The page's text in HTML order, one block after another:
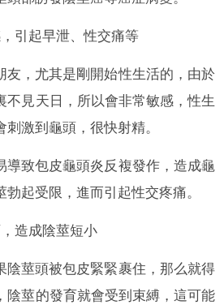
引起早泄、性交痛等
友，尤其是剛開始性生活的，由於
不見天日，所以會非常敏感，性生
激到龜頭，很快射精。
導致包皮龜頭炎反複發作，造成龜
起受限，進而引起性交疼痛。
造成陰莖短小
陰莖頭被包皮緊緊裹住，那么就得
陰莖的發育就會受到束縛，這可能